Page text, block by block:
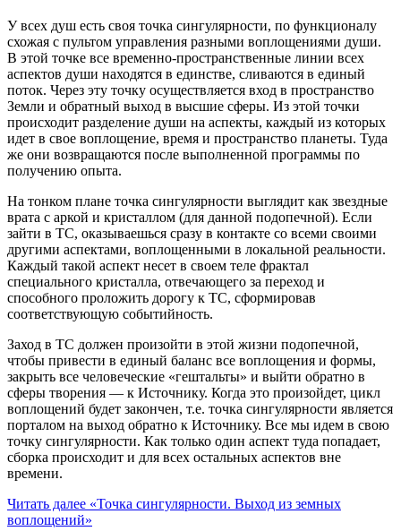
У всех душ есть своя точка сингулярности, по функционалу
схожая с пультом управления разными воплощениями души.
В этой точке все временно-пространственные линии всех
аспектов души находятся в единстве, сливаются в единый
поток. Через эту точку осуществляется вход в пространство
Земли и обратный выход в высшие сферы. Из этой точки
происходит разделение души на аспекты, каждый из которых
идет в свое воплощение, время и пространство планеты. Туда
же они возвращаются после выполненной программы по
получению опыта.
На тонком плане точка сингулярности выглядит как звездные
врата с аркой и кристаллом (для данной подопечной). Если
зайти в ТС, оказываешься сразу в контакте со всеми своими
другими аспектами, воплощенными в локальной реальности.
Каждый такой аспект несет в своем теле фрактал
специального кристалла, отвечающего за переход и
способного проложить дорогу к ТС, сформировав
соответствующую событийность.
Заход в ТС должен произойти в этой жизни подопечной,
чтобы привести в единый баланс все воплощения и формы,
закрыть все человеческие «гештальты» и выйти обратно в
сферы творения — к Источнику. Когда это произойдет, цикл
воплощений будет закончен, т.е. точка сингулярности является
порталом на выход обратно к Источнику. Все мы идем в свою
точку сингулярности. Как только один аспект туда попадает,
сборка происходит и для всех остальных аспектов вне
времени.
Читать далее «Точка сингулярности. Выход из земных
воплощений»